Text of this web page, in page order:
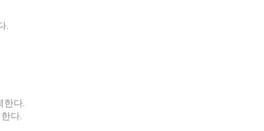
.
한다.
다.